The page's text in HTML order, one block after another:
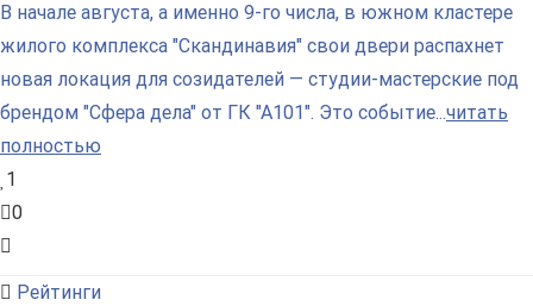
В начале августа, а именно 9-го числа, в южном кластере
жилого комплекса "Скандинавия" свои двери распахнет
новая локация для созидателей — студии-мастерские под
брендом "Сфера дела" от ГК "А101". Это событие...читать
полностью
1
0
Рейтинги